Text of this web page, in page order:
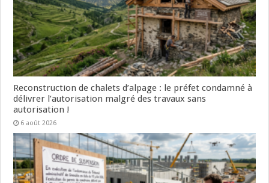
Reconstruction de chalets d’alpage : le préfet condamné à
délivrer l’autorisation malgré des travaux sans
autorisation !
6 août 2026